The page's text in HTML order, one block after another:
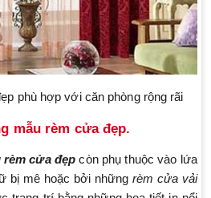
phù hợp với căn phòng rộng rãi
mẫu rèm cửa đẹp.
cửa đẹp còn phụ thuộc vào lứa
bị mê hoặc bởi những rèm cửa vải